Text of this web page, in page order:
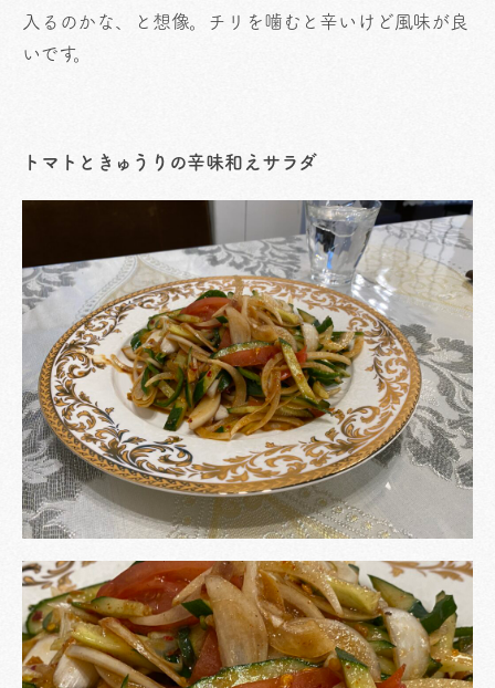
入るのかな、と想像。チリを噛むと辛いけど風味が良
いです。
トマトときゅうりの辛味和えサラダ